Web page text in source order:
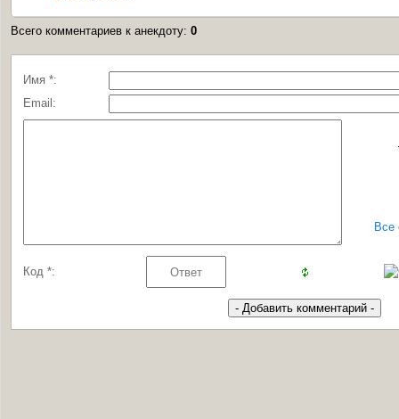
Всего комментариев к анекдоту: 0
Имя *:
Email:
Все
Код *: